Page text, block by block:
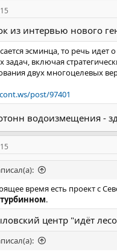
из интервью нового
эсминца, то речь
задач, включая
двух многоцелевых
post/97401
водоизмещения -
время есть проект с
.
центр "идёт